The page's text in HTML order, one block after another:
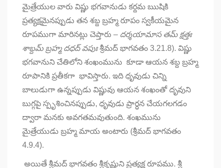
మైత్రేయుల వారు విష్ణు భగవానుడు కర్దమ ఋషికి
ప్రత్యక్షమైనప్పుడు తన శబ్ద బ్రహ్మ రూపం స్వకీయమైన
రూపముగా మారినట్లు చెప్తారు – దర్శయామాస తమ్ క్షత్తః
శాబ్దమ్ బ్రహ్మ దధద్ వపుఃశ్రీమద్ భాగవతం 3.21.8). విష్ణు
భగవానుని చేతిలోని శంఖంమును కూడా ఆయన శబ్ద బ్రహ్మ
రూపానికి ప్రతీకగా భావిస్తారు. ఇది ధృవుడు చిన్ని
బాలుడుగా ఉన్నప్పుడు విష్ణువు ఆయన శంఖంతో దృవుని
బుగ్గపై స్పృశించినప్పుడు, ధృవుడు ప్రార్ధన చేయగలగడం
ద్వారా మనకు అవగతమవుతుంది. శంఖమును
మైత్రేయుడు బ్రహ్మ మాయ అంటారు (శ్రీమద్ భాగవతం
4.9.4).
అయితే శ్రీమద్ భాగవతం శ్రీకృష్ణుని ప్రత్యక్ష రూపము. శ్రీ